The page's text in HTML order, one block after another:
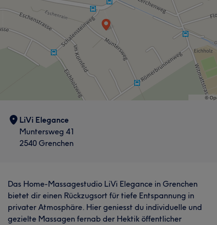
LiVi Elegance
Muntersweg 41
2540 Grenchen
Das Home-Massagestudio LiVi Elegance in Grenchen
bietet dir einen Rückzugsort für tiefe Entspannung in
privater Atmosphäre. Hier geniesst du individuelle und
gezielte Massagen fernab der Hektik öffentlicher